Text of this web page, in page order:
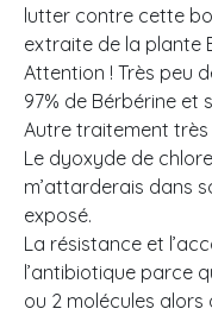
lutter contre cette
extraite de la plante
Attention ! Très peu
97% de Bérbérine et
Autre traitement très
Le dyoxyde de
m’attarderais dans
exposé.
La résistance et
l’antibiotique parce
ou 2 molécules alors